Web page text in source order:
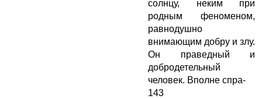
солнцу, неким при
родным феноменом,
равнодушно
внимающим добру и злу.
Он праведный и
добродетельный
человек. Вполне спра-
143